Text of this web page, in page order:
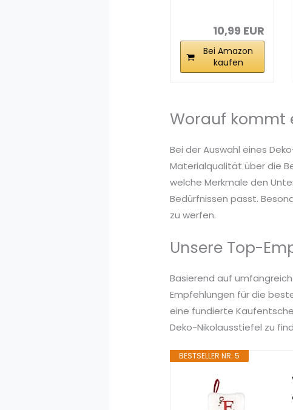
10,99 EUR
Bei Amazon
kaufen
Worauf kommt
Bei der Auswahl eines
Materialqualität über die
welche Merkmale den
Bedürfnissen passt.
zu werfen.
Unsere Top-
Basierend auf
Empfehlungen für die
eine fundierte
Deko-Nikolausstiefel zu
BESTSELLER NR. 5